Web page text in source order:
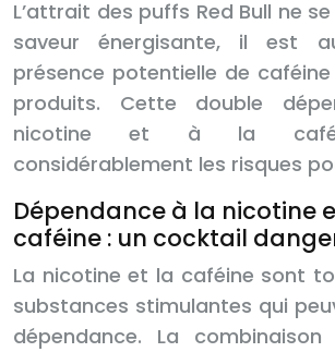
L’attrait des puffs Red Bull ne
saveur énergisante, il est
présence potentielle de
produits. Cette double
nicotine et à la
considérablement les risques
Dépendance à la nicotine
caféine : un cocktail
La nicotine et la caféine sont
substances stimulantes qui
dépendance. La